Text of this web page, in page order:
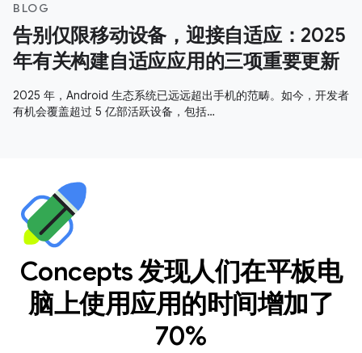
BLOG
告别仅限移动设备，迎接自适应：2025
年有关构建自适应应用的三项重要更新
2025 年，Android 生态系统已远远超出手机的范畴。如今，开发者
有机会覆盖超过 5 亿部活跃设备，包括…
Concepts 发现人们在平板电
脑上使用应用的时间增加了
70%